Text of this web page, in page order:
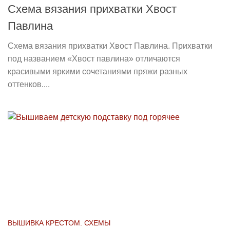
Схема вязания прихватки Хвост
Павлина
Схема вязания прихватки Хвост Павлина. Прихватки
под названием «Хвост павлина» отличаются
красивыми яркими сочетаниями пряжи разных
оттенков....
ВЫШИВКА КРЕСТОМ. СХЕМЫ